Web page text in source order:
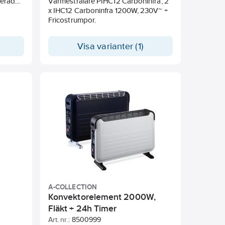
unikt
x IHC12 Carboninfra 1200W, 230V~ +
Fricostrumpor.
Visa varianter (1)
A-COLLECTION
Konvektorelement 2000W,
Fläkt + 24h Timer
Art. nr.: 8500999